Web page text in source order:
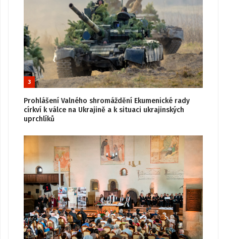
3
Prohlášení Valného shromáždění Ekumenické rady
církví k válce na Ukrajině a k situaci ukrajinských
uprchlíků